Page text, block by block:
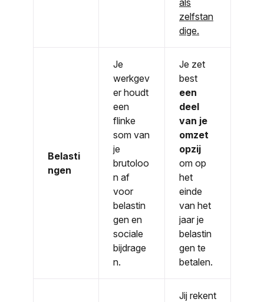
zelfstan
dige.
Belasti
ngen
Je
werkgev
er houdt
een
flinke
som van
je
brutoloo
n af
voor
belastin
gen en
sociale
bijdrage
n.
Je zet
best
een
deel
van je
omzet
opzij
om op
het
einde
van het
jaar je
belastin
gen te
betalen.
Jij rekent